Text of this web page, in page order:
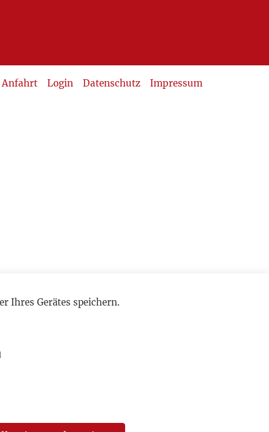
Anfahrt Login Datenschutz Impressum
Ihres Gerätes speichern.